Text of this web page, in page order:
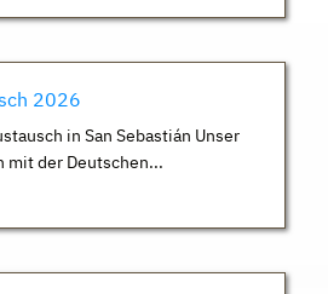
2026
in San Sebastián Unser
mit der Deutschen...